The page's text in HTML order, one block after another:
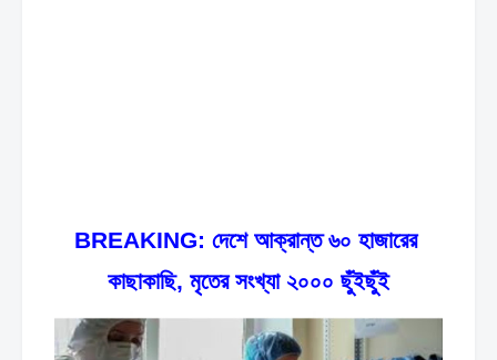
BREAKING: দেশে আক্রান্ত ৬০ হাজারের
কাছাকাছি, মৃতের সংখ্যা ২০০০ ছুঁইছুঁই